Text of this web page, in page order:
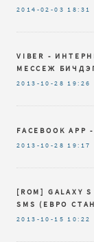
2014-02-03 18:31
VIBER -
МЕССЕЖ
2013-10-28 19:26
FACEBOOK
2013-10-28 19:17
[ROM] GALAXY
SMS (ЕВРО
2013-10-15 10:22